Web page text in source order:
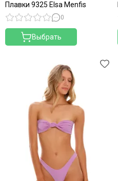
Плавки 9325 Elsa Menfis
0
Выбрать